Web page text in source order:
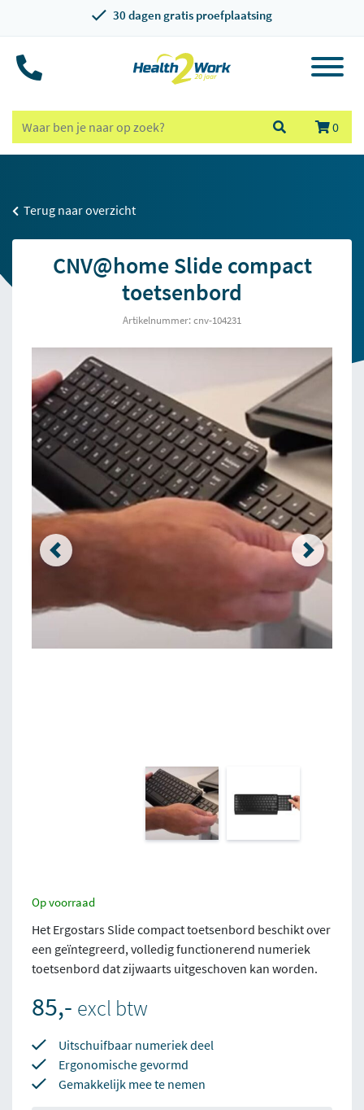
30 dagen gratis proefplaatsing
0
Terug naar overzicht
CNV@home Slide compact
toetsenbord
Artikelnummer: cnv-104231
Op voorraad
Het Ergostars Slide compact toetsenbord beschikt over
een geïntegreerd, volledig functionerend numeriek
toetsenbord dat zijwaarts uitgeschoven kan worden.
85,- excl btw
Uitschuifbaar numeriek deel
Ergonomische gevormd
Gemakkelijk mee te nemen